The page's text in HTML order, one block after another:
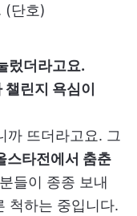
(단호)
렀더라고요.
챌린지 욕심이
까 뜨더라고요. 그
스타전에서 춤춘
들이 종종 보내
척하는 중입니다.